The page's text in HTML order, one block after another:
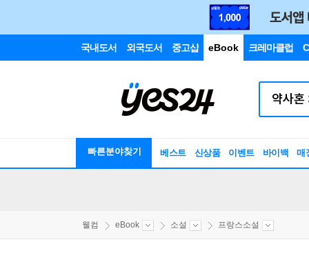
국내도서 외국도서 중고샵 eBook 크레마클럽
빠른분야찾기 베스트 신상품 이벤트 바이백 매
웰컴 eBook 소설 프랑스소설